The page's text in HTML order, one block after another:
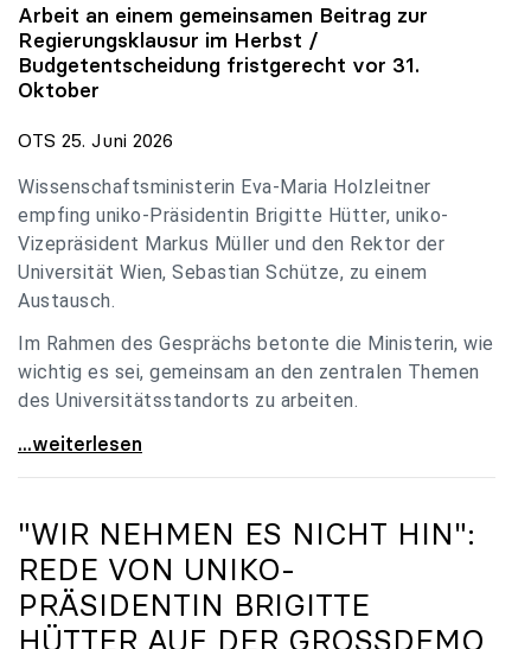
Arbeit an einem gemeinsamen Beitrag zur
Regierungsklausur im Herbst /
Budgetentscheidung fristgerecht vor 31.
Oktober
OTS 25. Juni 2026
Wissenschaftsministerin Eva-Maria Holzleitner
empfing uniko-Präsidentin Brigitte Hütter, uniko-
Vizepräsident Markus Müller und den Rektor der
Universität Wien, Sebastian Schütze, zu einem
Austausch.
Im Rahmen des Gesprächs betonte die Ministerin, wie
wichtig es sei, gemeinsam an den zentralen Themen
des Universitätsstandorts zu arbeiten.
Holzleitner empfing uniko-Spitze zum Austausch
...weiterlesen
"WIR NEHMEN ES NICHT HIN":
REDE VON UNIKO-
PRÄSIDENTIN BRIGITTE
HÜTTER AUF DER GROSSDEMO G